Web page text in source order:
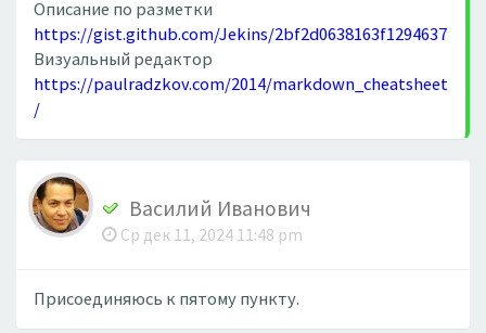
Описание по разметки
https://gist.github.com/Jekins/2bf2d0638163f1294637
Визуальный редактор
https://paulradzkov.com/2014/markdown_cheatsheet
/
Василий Иванович
Ср дек 11, 2024 11:48 pm
Присоединяюсь к пятому пункту.